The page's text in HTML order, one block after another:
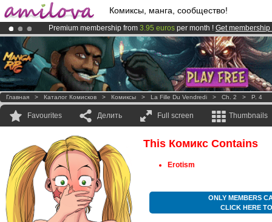
Комиксы, манга, сообщество!
Premium membership from 3.95 euros per month ! Get membership
Already 100000membersand 1000comics & mangas!.
AmilovaKickstarter is now LIVE!.
Главная > Каталог Комисков > Комиксы > La Fille Du Vendredi > Ch. 2 > P. 4
Favourites Делить Full screen Thumbnails
This Комикс Contains
Erotism
ONLY MEMBERS
CLICK HERE